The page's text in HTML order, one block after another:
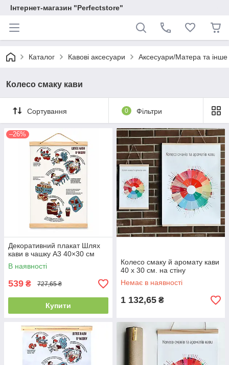
Інтернет-магазин "Perfectstore"
Каталог Кавові аксесуари Аксесуари/Матера та інше
Колесо смаку кави
Сортування 0 Фільтри
–26%
Декоративний плакат Шлях
кави в чашку A3 40×30 см
В наявності
539 ₴ 727,65 ₴
Купити
Колесо смаку й аромату кави
40 x 30 см. на стіну
Немає в наявності
1 132,65 ₴